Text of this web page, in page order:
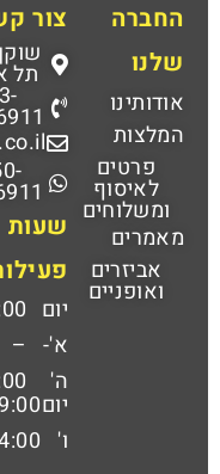
החברה
שלנו
אודותינו
המלצות
פרטים
לאיסוף
ומשלוחים
מאמרים
אביזרים
ואופניים
צור
תל
שעות
יום
א'-
ה'
–
יום
ו'